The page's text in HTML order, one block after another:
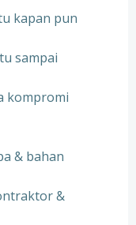
kapan pun
sampai
kompromi
& bahan
&